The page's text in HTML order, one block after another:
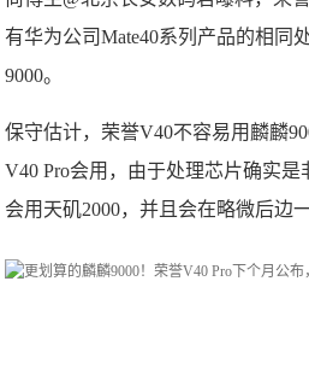
有华为公司Mate40系列产品的相同
9000。
保守估计，荣誉V40不容易用麟麟
V40 Pro会用，由于处理芯片确实
会用天矶2000，并且会在略微后边